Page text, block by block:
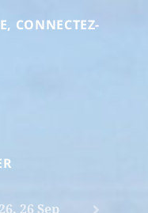
CONNECTEZ-
26 Sep